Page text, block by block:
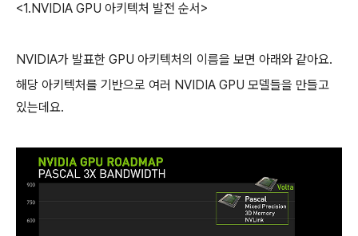
<1.NVIDIA GPU 아키텍처 발전 순서>
NVIDIA가 발표한 GPU 아키텍처의 이름을 보면 아래와 같아요.
해당 아키텍처를 기반으로 여러 NVIDIA GPU 모델들을 만들고
있는데요.